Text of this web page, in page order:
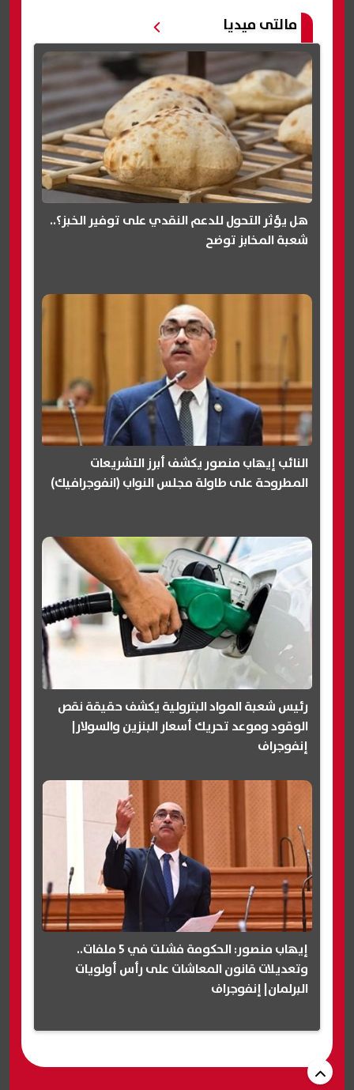
مالتى ميديا
هل يؤثر التحول للدعم النقدي على توفير الخبز؟..
شعبة المخابز توضح
النائب إيهاب منصور يكشف أبرز التشريعات
المطروحة على طاولة مجلس النواب (انفوجرافيك)
رئيس شعبة المواد البترولية يكشف حقيقة نقص
الوقود وموعد تحريك أسعار البنزين والسولار|
إنفوجراف
إيهاب منصور: الحكومة فشلت في 5 ملفات..
وتعديلات قانون المعاشات على رأس أولويات
البرلمان| إنفوجراف